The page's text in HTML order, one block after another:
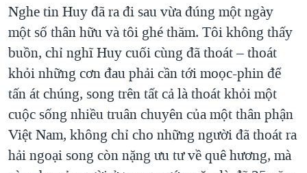
THỂ THAO
GROUND ZERO – XƯA VÀ NAY
CHI PHÍ CHIẾN TRANH AFGHANISTAN
CÁC GIÁ TRỊ CỘNG HÒA Ở VIỆT NAM
THƯỢNG ĐỈNH TRUMP-KIM TẠI VIỆT NAM
TRỊNH VĨNH BÌNH VS. CHÍNH PHỦ VIỆT NAM
NGƯ DÂN VIỆT VÀ LÀN SÓNG TRỘM HẢI SÂM
BÊN KIA QUỐC LỘ: TIẾNG VỌNG TỪ NÔNG THÔN MỸ
Nghe tin Huy đã ra đi sau vừa đúng một ngày
một số thân hữu và tôi ghé thăm. Tôi không thấy
buồn, chỉ nghĩ Huy cuối cùng đã thoát – thoát
khỏi những cơn đau phải cần tới moọc-phin để
tấn át chúng, song trên tất cả là thoát khỏi một
cuộc sống nhiều truân chuyên của một thân phận
Việt Nam, không chỉ cho những người đã thoát ra
hải ngoại song còn nặng ưu tư về quê hương, mà